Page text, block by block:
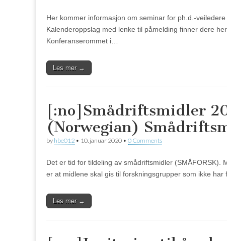
Her kommer informasjon om seminar for ph.d.-
Kalenderoppslag med lenke til påmelding finner dere
Konferanserommet i…
Les mer →
[:no]Smådriftsmidler
(Norwegian)
by hbe012 • 10. januar 2020 • 0 Comments
Det er tid for tildeling av smådriftsmidler (SMÅFORSK).
er at midlene skal gis til forskningsgrupper som ikke
Les mer →